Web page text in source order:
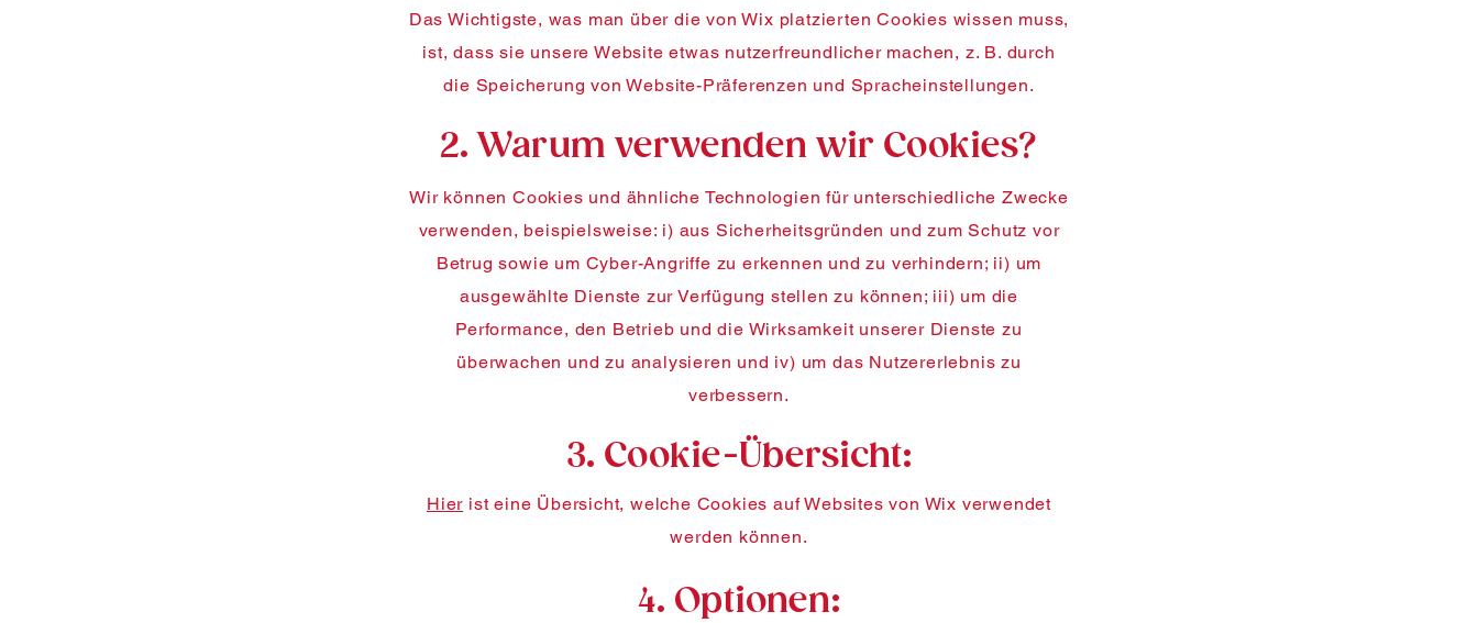
Das Wichtigste, was man über die von Wix platzierten Cookies wissen muss,
ist, dass sie unsere Website etwas nutzerfreundlicher machen, z. B. durch
die Speicherung von Website-Präferenzen und Spracheinstellungen.
2. Warum verwenden wir Cookies?
Wir können Cookies und ähnliche Technologien für unterschiedliche Zwecke
verwenden, beispielsweise: i) aus Sicherheitsgründen und zum Schutz vor
Betrug sowie um Cyber-Angriffe zu erkennen und zu verhindern; ii) um
ausgewählte Dienste zur Verfügung stellen zu können; iii) um die
Performance, den Betrieb und die Wirksamkeit unserer Dienste zu
überwachen und zu analysieren und iv) um das Nutzererlebnis zu
verbessern.
3. Cookie-Übersicht:
Hier ist eine Übersicht, welche Cookies auf Websites von Wix verwendet
werden können.
4. Optionen: